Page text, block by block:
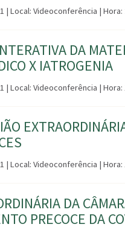
| Local: Videoconferência |
DA
X IATROGENIA
| Local: Videoconferência |
| Local: Videoconferência |
DA
PRECOCE DA